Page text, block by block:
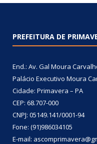
PREFEITURA DE
End.: Av. Gal Moura
Palácio Executivo Moura
Cidade: Primavera – PA
CEP: 68.707-000
CNPJ: 05149.141/0001-94
Fone: (91)986034105
E-mail: